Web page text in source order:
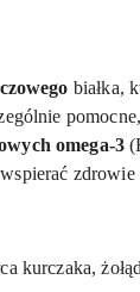
białka,
omega-3
zdrowie
kurczaka,